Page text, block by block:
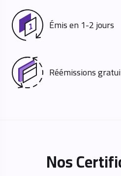
Émis en 1-2 jours
Réémissions
Nos